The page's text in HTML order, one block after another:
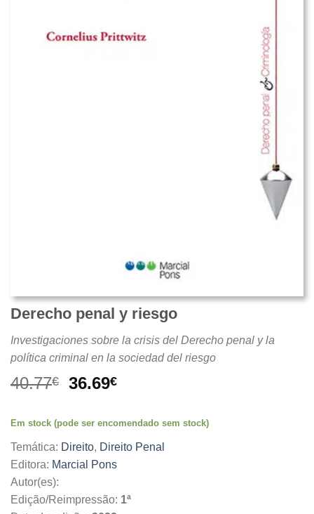
Derecho penal y riesgo
Investigaciones sobre la crisis del Derecho penal y la
política criminal en la sociedad del riesgo
40.77€
O
original
40.77€.
36.69€O
atual
36.69€.
Em stock (pode ser encomendado sem stock)
Temática: Direito, Direito Penal
Editora: Marcial Pons
Autor(es):
Edição/Reimpressão: 1ª